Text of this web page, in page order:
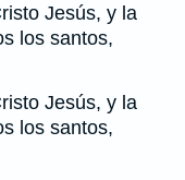
Jesús, y la
los santos,
Jesús, y la
los santos,